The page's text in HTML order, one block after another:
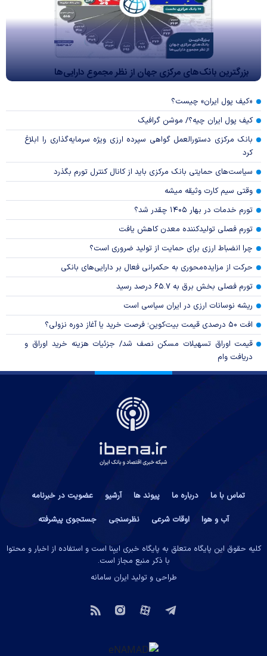
بزرگترین بانک‌های مرکزی جهان از نظر مجموع دارایی‌ها
«کیف پول ایران» چیست؟
کیف پول ایران چیه؟/ موشن گرافیک
بانک مرکزی دستورالعمل گواهی سپرده ارزی ویژه سرمایه‌گذاری را ابلاغ
کرد
سیاست‌های حمایتی بانک مرکزی باید از کانال کنترل تورم بگذرد
وقتی سیم کارت وثیقه میشه
تورم خدمات در بهار ۱۴۰۵ چقدر شد؟
تورم فصلی تولیدکننده معدن کاهش یافت
چرا انضباط ارزی برای حمایت از تولید ضروری است؟
حرکت از مزایده‌محوری به حکمرانی فعال بر دارایی‌های بانکی
تورم فصلی بخش برق به ۶۵.۷ درصد رسید
ریشه نوسانات ارزی در ایران سیاسی است
افت ۵۰ درصدی قیمت بیت‌کوین؛ فرصت خرید یا آغاز دوره نزولی؟
قیمت اوراق تسهیلات مسکن نصف شد/ جزئیات هزینه خرید اوراق و
دریافت وام
تماس با ما درباره ما پیوند ها آرشیو
عضویت در خبرنامه
آب و هوا
اوقات شرعی نظرسنجی جستجوی پیشرفته
کلیه حقوق این پایگاه متعلق به پایگاه خبری ایبِنا است و استفاده از اخبار و محتوا
با ذکر منبع مجاز است.
طراحی و تولید ایران سامانه